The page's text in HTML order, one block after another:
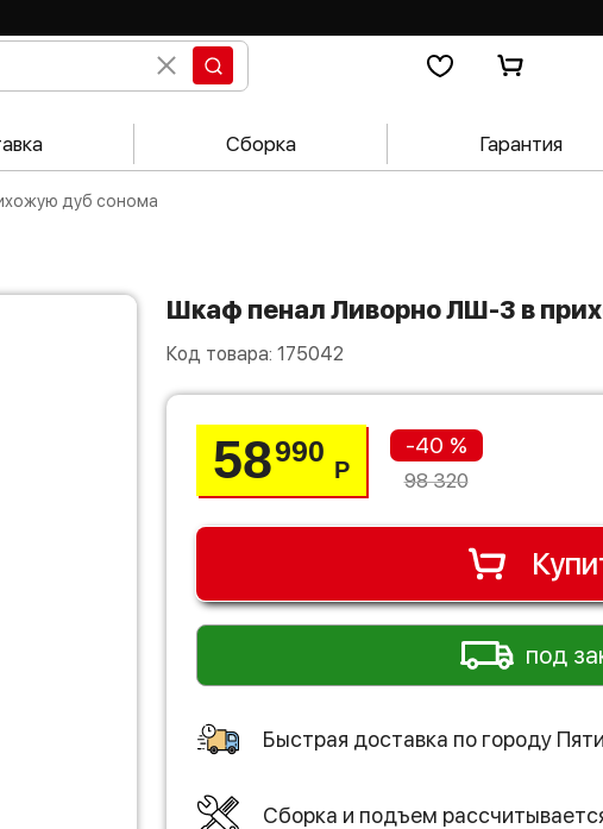
Сборка Гарантия
дуб сонома
Шкаф пенал Ливорно ЛШ-3 в
Код товара: 175042
58990
Р
-40 %
98 320
под
Быстрая доставка по городу
Сборка и подъем